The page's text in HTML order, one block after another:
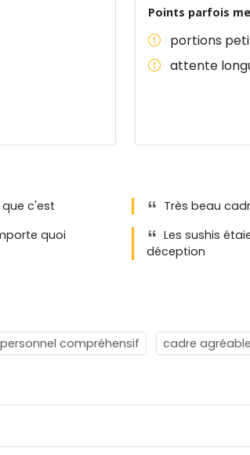
Points parfois
portions
attente
c'est
Très beau
quoi
Les sushis
déception
personnel compréhensif cadre agréable